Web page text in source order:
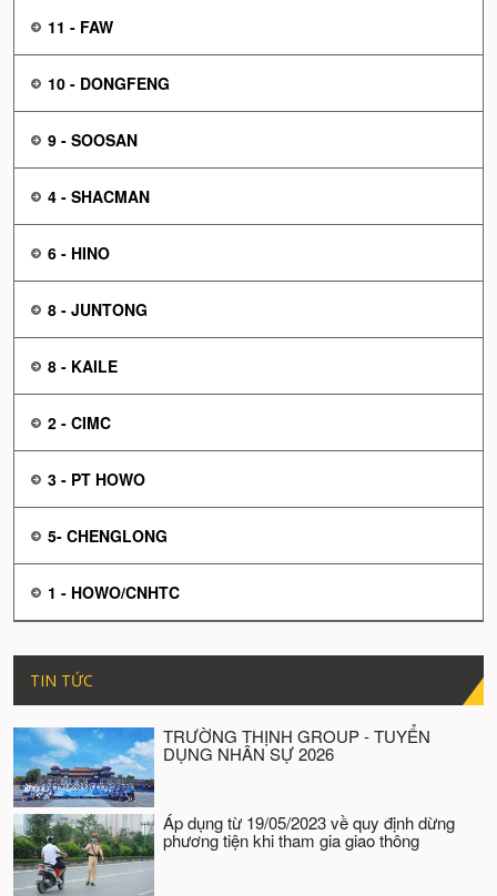
11 - FAW
10 - DONGFENG
9 - SOOSAN
4 - SHACMAN
6 - HINO
8 - JUNTONG
8 - KAILE
2 - CIMC
3 - PT HOWO
5- CHENGLONG
1 - HOWO/CNHTC
TIN TỨC
TRƯỜNG THỊNH GROUP - TUYỂN
DỤNG NHÂN SỰ 2026
Áp dụng từ 19/05/2023 về quy định dừng
phương tiện khi tham gia giao thông